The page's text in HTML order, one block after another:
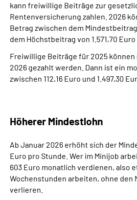
kann freiwillige Beiträge zur
Rentenversicherung zahlen. 2026
Betrag zwischen dem Mindestbeitrag
dem Höchstbeitrag von 1.571,70 Euro
Freiwillige Beiträge für 2025 können
2026 gezahlt werden. Dann ist ein
zwischen 112,16 Euro und 1.497,30
Höherer Mindestlohn
Ab Januar 2026 erhöht sich der
Euro pro Stunde. Wer im Minijob
603 Euro monatlich verdienen, also
Wochenstunden arbeiten, ohne den
verlieren.